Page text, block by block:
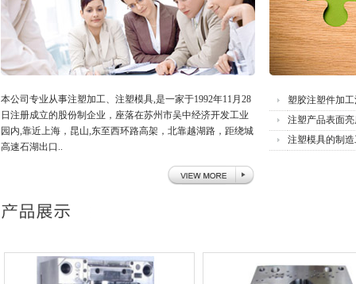
本公司专业从事注塑加工、注塑模具,是一家于1992年11月28
日注册成立的股份制企业，座落在苏州市吴中经济开发工业
园内,靠近上海，昆山,东至西环路高架，北靠越湖路，距绕城
高速石湖出口..
塑胶注塑件加
注塑产品表面
注塑模具的制